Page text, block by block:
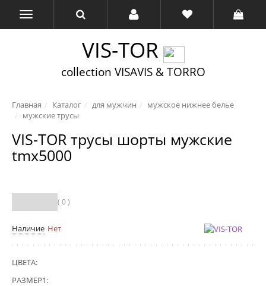
VIS-TOR
collection VISAVIS & TORRO
Главная Каталог для мужчин
мужское нижнее белье
мужские трусы
VIS-TOR трусы шорты мужские
tmx5000
( 0 )
Наличие Нет
ЦВЕТА:
РАЗМЕР1: